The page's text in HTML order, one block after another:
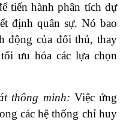
tiến hành phân tích dự
định quân sự. Nó bao
động của đối thủ, thay
ưu hóa các lựa chọn
thông minh: Việc ứng
các hệ thống chỉ huy